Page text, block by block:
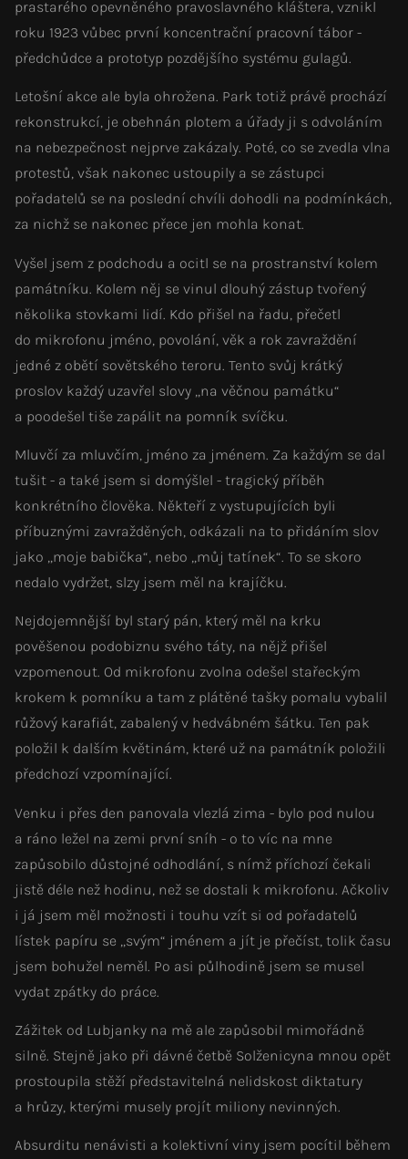
prastarého opevněného pravoslavného kláštera, vznikl
roku 1923 vůbec první koncentrační pracovní tábor -
předchůdce a prototyp pozdějšího systému gulagů.
Letošní akce ale byla ohrožena. Park totiž právě prochází
rekonstrukcí, je obehnán plotem a úřady ji s odvoláním
na nebezpečnost nejprve zakázaly. Poté, co se zvedla vlna
protestů, však nakonec ustoupily a se zástupci
pořadatelů se na poslední chvíli dohodli na podmínkách,
za nichž se nakonec přece jen mohla konat.
Vyšel jsem z podchodu a ocitl se na prostranství kolem
památníku. Kolem něj se vinul dlouhý zástup tvořený
několika stovkami lidí. Kdo přišel na řadu, přečetl
do mikrofonu jméno, povolání, věk a rok zavraždění
jedné z obětí sovětského teroru. Tento svůj krátký
proslov každý uzavřel slovy „na věčnou památku“
a poodešel tiše zapálit na pomník svíčku.
Mluvčí za mluvčím, jméno za jménem. Za každým se dal
tušit - a také jsem si domýšlel - tragický příběh
konkrétního člověka. Někteří z vystupujících byli
příbuznými zavražděných, odkázali na to přidáním slov
jako „moje babička“, nebo „můj tatínek“. To se skoro
nedalo vydržet, slzy jsem měl na krajíčku.
Nejdojemnější byl starý pán, který měl na krku
pověšenou podobiznu svého táty, na nějž přišel
vzpomenout. Od mikrofonu zvolna odešel stařeckým
krokem k pomníku a tam z plátěné tašky pomalu vybalil
růžový karafiát, zabalený v hedvábném šátku. Ten pak
položil k dalším květinám, které už na památník položili
předchozí vzpomínající.
Venku i přes den panovala vlezlá zima - bylo pod nulou
a ráno ležel na zemi první sníh - o to víc na mne
zapůsobilo důstojné odhodlání, s nímž příchozí čekali
jistě déle než hodinu, než se dostali k mikrofonu. Ačkoliv
i já jsem měl možnosti i touhu vzít si od pořadatelů
lístek papíru se „svým“ jménem a jít je přečíst, tolik času
jsem bohužel neměl. Po asi půlhodině jsem se musel
vydat zpátky do práce.
Zážitek od Lubjanky na mě ale zapůsobil mimořádně
silně. Stejně jako při dávné četbě Solženicyna mnou opět
prostoupila stěží představitelná nelidskost diktatury
a hrůzy, kterými musely projít miliony nevinných.
Absurditu nenávisti a kolektivní viny jsem pocítil během